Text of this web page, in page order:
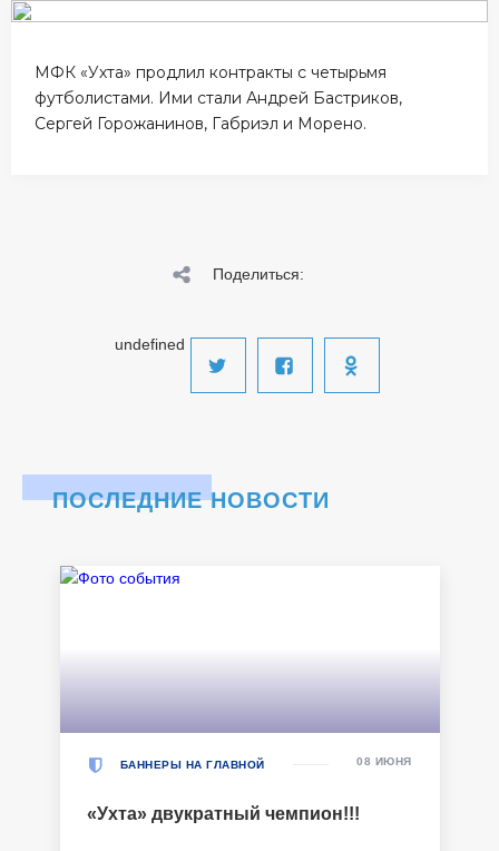
МФК «Ухта» продлил контракты с четырьмя
футболистами. Ими стали Андрей Бастриков,
Сергей Горожанинов, Габриэл и Морено.
Поделиться:
undefined
ПОСЛЕДНИЕ НОВОСТИ
БАННЕРЫ НА ГЛАВНОЙ
«Ухта» двукратный чемпион!!!
08 ИЮНЯ